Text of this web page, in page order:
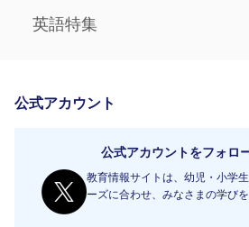
英語特集
公式アカウント
公式アカウントをフォロ
教育情報サイトは、幼児・小学
ーズに合わせ、みなさまの学びを